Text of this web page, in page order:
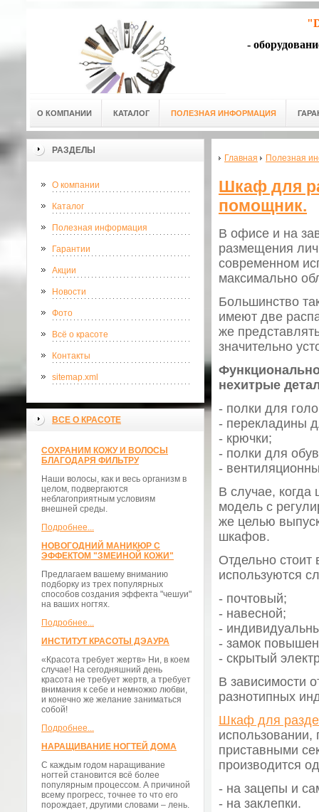
-
О КОМПАНИИ КАТАЛОГ ПОЛЕЗНАЯ ИНФОРМАЦИЯ
РАЗДЕЛЫ
О компании
Каталог
Полезная информация
Гарантии
Акции
Новости
Фото
Всё о красоте
Контакты
sitemap.xml
ВСЕ О КРАСОТЕ
СОХРАНИМ КОЖУ И ВОЛОСЫ
БЛАГОДАРЯ ФИЛЬТРУ
Наши волосы, как и весь организм в
целом, подвергаются
неблагоприятным условиям
внешней среды.
Подробнее...
НОВОГОДНИЙ МАНИКЮР С
ЭФФЕКТОМ "ЗМЕИНОЙ КОЖИ"
Предлагаем вашему вниманию
подборку из трех популярных
способов создания эффекта "чешуи"
на ваших ногтях.
Подробнее...
ИНСТИТУТ КРАСОТЫ ДЭАУРА
«Красота требует жертв» Ни, в коем
случае! На сегодняшний день
красота не требует жертв, а требует
внимания к себе и немножко любви,
и конечно же желание заниматься
собой!
Подробнее...
НАРАЩИВАНИЕ НОГТЕЙ ДОМА
С каждым годом наращивание
ногтей становится всё более
популярным процессом. А причиной
всему прогресс, точнее то что его
порождает, другими словами – лень.
Главная Полезная
Шкаф для
помощник.
В офисе и на
размещения
современном
максимально
Большинство
имеют две
же
значительно
нехитрые
- полки для
- перекладины
- крючки;
- полки для
-
В случае, когда
модель с
же целью
шкафов.
Отдельно
используются
- почтовый;
- навесной;
-
- замок
- скрытый
В зависимости
разнотипных
Шкаф для
приставными
производится
- на зацепы и
- на заклепки.